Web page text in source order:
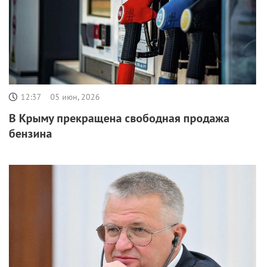
12:37 05 июн, 2026
В Крыму прекращена свободная продажа
бензина